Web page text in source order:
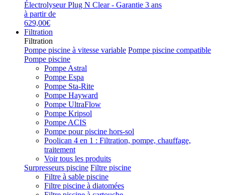
Électrolyseur Plug N Clear - Garantie 3 ans
à partir de
629,00€
Filtration
Filtration
Pompe piscine à vitesse variable Pompe piscine compatible
Pompe piscine
Pompe Astral
Pompe Espa
Pompe Sta-Rite
Pompe Hayward
Pompe UltraFlow
Pompe Kripsol
Pompe ACIS
Pompe pour piscine hors-sol
Poolican 4 en 1 : Filtration, pompe, chauffage,
traitement
Voir tous les produits
Surpresseurs piscine Filtre piscine
Filtre à sable piscine
Filtre piscine à diatomées